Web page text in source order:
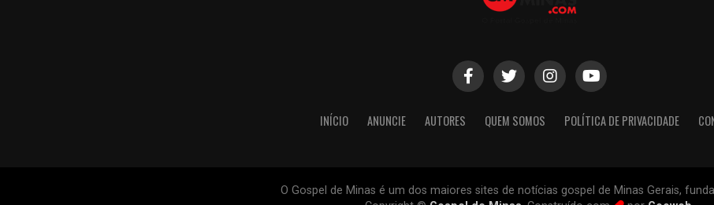
INÍCIO ANUNCIE AUTORES QUEM SOMOS POLÍTICA DE PRIVACIDADE
O Gospel de Minas é um dos maiores sites de notícias gospel de Minas Gerais,